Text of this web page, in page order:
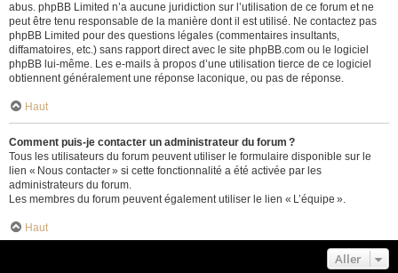
abus. phpBB Limited n’a aucune juridiction sur l’utilisation de ce forum et ne
peut être tenu responsable de la manière dont il est utilisé. Ne contactez pas
phpBB Limited pour des questions légales (commentaires insultants,
diffamatoires, etc.) sans rapport direct avec le site phpBB.com ou le logiciel
phpBB lui-même. Les e-mails à propos d’une utilisation tierce de ce logiciel
obtiennent généralement une réponse laconique, ou pas de réponse.
Haut
Comment puis-je contacter un administrateur du forum ?
Tous les utilisateurs du forum peuvent utiliser le formulaire disponible sur le
lien « Nous contacter » si cette fonctionnalité a été activée par les
administrateurs du forum.
Les membres du forum peuvent également utiliser le lien « L’équipe ».
Haut
Aller